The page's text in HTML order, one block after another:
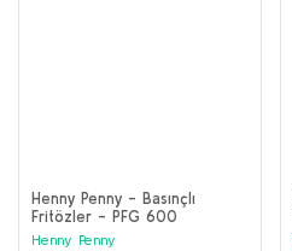
Henny Penny - Basınçlı
Fritözler - PFG 600
Henny Penny